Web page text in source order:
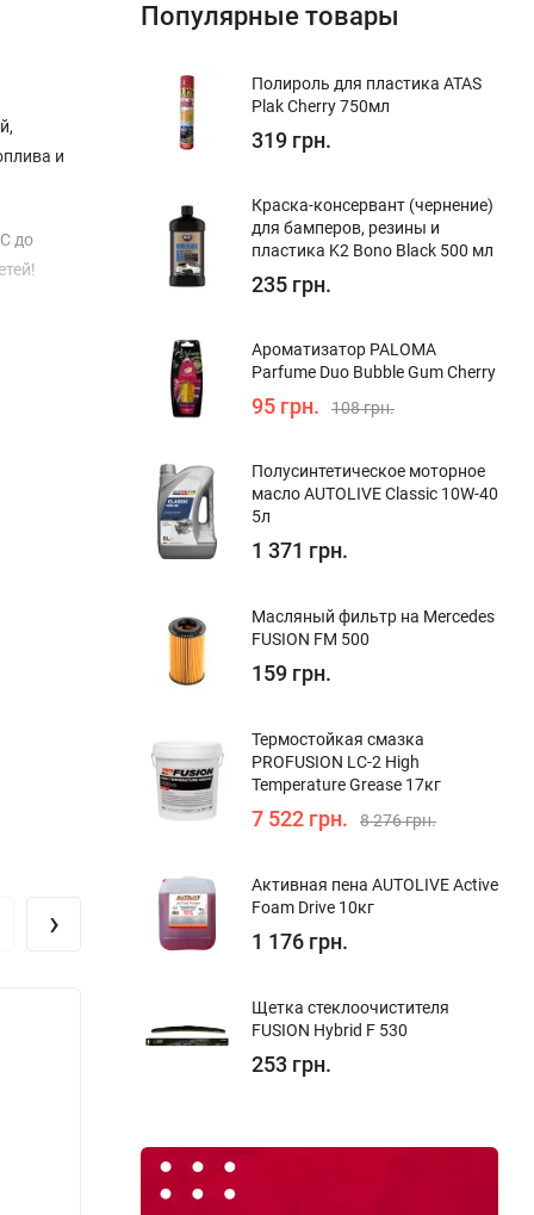
и
до
›
Популярные товары
Полироль для пластика ATAS
Plak Cherry 750мл
319 грн.
Краска-консервант (чернение)
для бамперов, резины и
пластика K2 Bono Black 500 мл
235 грн.
Ароматизатор PALOMA
Parfume Duo Bubble Gum Cherry
95 грн. 108 грн.
Полуcинтетическое моторное
масло AUTOLIVE Classic 10W-40
5л
1 371 грн.
Масляный фильтр на Mercedes
FUSION FM 500
159 грн.
Термостойкая смазка
PROFUSION LC-2 High
Temperature Grease 17кг
7 522 грн. 8 276 грн.
Активная пена AUTOLIVE Active
Foam Drive 10кг
1 176 грн.
Щетка стеклоочистителя
FUSION Hybrid F 530
253 грн.